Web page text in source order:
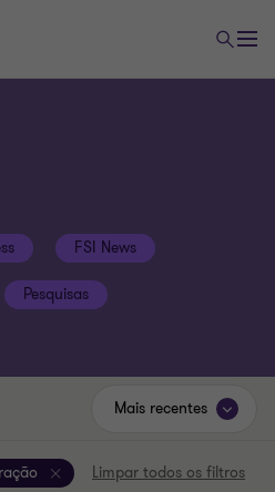
FSI News
Pesquisas
Limpar todos os filtros
Mais recentes